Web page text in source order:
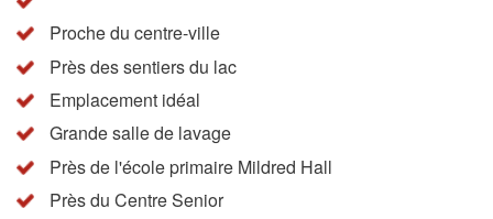
Proche du centre-ville
Près des sentiers du lac
Emplacement idéal
Grande salle de lavage
Près de l'école primaire Mildred Hall
Près du Centre Senior